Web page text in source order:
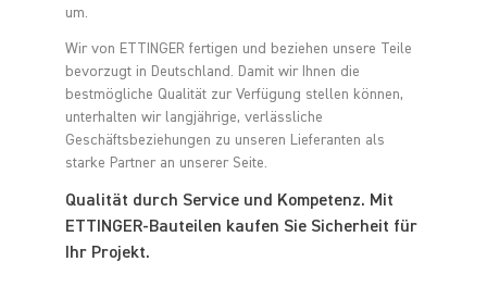
um.
Wir von ETTINGER fertigen und beziehen unsere Teile
bevorzugt in Deutschland. Damit wir Ihnen die
bestmögliche Qualität zur Verfügung stellen können,
unterhalten wir langjährige, verlässliche
Geschäftsbeziehungen zu unseren Lieferanten als
starke Partner an unserer Seite.
Qualität durch Service und Kompetenz. Mit
ETTINGER-Bauteilen kaufen Sie Sicherheit für
Ihr Projekt.